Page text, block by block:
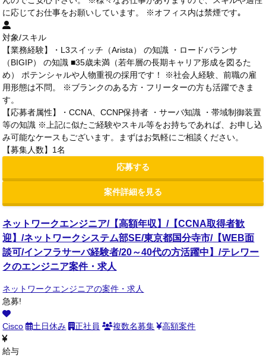
に応じてお仕事をお願いしています。 ※オフィス内は禁煙です｡
対象/スキル
【業務経験】・L3スイッチ（Arista） の知識 ・ロードバランサ
（BIGIP） の知識 ■35歳未満（若年層の長期キャリア形成を図るた
め） ポテンシャルや人物重視の採用です！ ※社会人経験、前職の雇
用形態は不問。 ※ブランクのある方・フリーターの方も活躍できま
す。
【応募者属性】・CCNA、CCNP保持者 ・サーバ知識 ・帯域制御装置
等の知識 ※上記に似たご経験やスキル等をお持ちであれば、お申し込
み可能なケースもございます。まずはお気軽にご相談ください。
【募集人数】1名
応募する
案件詳細を見る
ネットワークエンジニア/【高額年収】/【CCNA取得者歓
迎】/ネットワークシステム部SE/東京都国分寺市/【WEB面
談可/インフラサーバ経験者/20～40代の方活躍中】/テレワー
クのエンジニア案件・求人
ネットワークエンジニアの案件・求人
急募!
Cisco 土日休み 正社員 複数名募集 高額案件
給与